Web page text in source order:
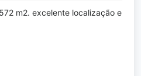
m2. excelente localização e